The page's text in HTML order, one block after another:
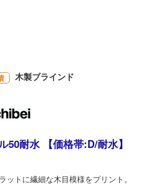
木製ブラインド
50耐水 【価格帯:D/耐水】
トに繊細な木目模様をプリント。